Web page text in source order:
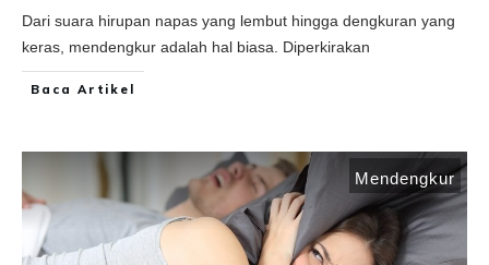
Dari suara hirupan napas yang lembut hingga dengkuran yang
keras, mendengkur adalah hal biasa. Diperkirakan
Baca Artikel
Mendengkur